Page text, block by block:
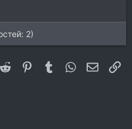
2)
Reddit Pinterest
Tumblr WhatsApp